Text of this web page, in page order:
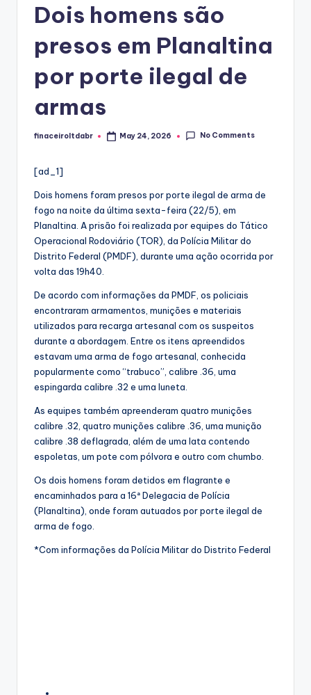
Dois homens são
presos em Planaltina
por porte ilegal de
armas
Posted
finaceiroltdabr May 24, 2026 No Comments
[ad_1]
Dois homens foram presos por porte ilegal de arma de
fogo na noite da última sexta-feira (22/5), em
Planaltina. A prisão foi realizada por equipes do Tático
Operacional Rodoviário (TOR), da Polícia Militar do
Distrito Federal (PMDF), durante uma ação ocorrida por
volta das 19h40.
De acordo com informações da PMDF, os policiais
encontraram armamentos, munições e materiais
utilizados para recarga artesanal com os suspeitos
durante a abordagem. Entre os itens apreendidos
estavam uma arma de fogo artesanal, conhecida
popularmente como “trabuco”, calibre .36, uma
espingarda calibre .32 e uma luneta.
As equipes também apreenderam quatro munições
calibre .32, quatro munições calibre .36, uma munição
calibre .38 deflagrada, além de uma lata contendo
espoletas, um pote com pólvora e outro com chumbo.
Os dois homens foram detidos em flagrante e
encaminhados para a 16ª Delegacia de Polícia
(Planaltina), onde foram autuados por porte ilegal de
arma de fogo.
*Com informações da Polícia Militar do Distrito Federal